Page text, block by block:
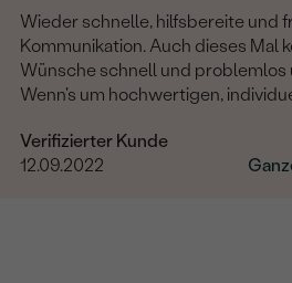
Wieder schnelle, hilfsbereite und
Kommunikation. Auch dieses Mal
Wünsche schnell und
Wenn's um hochwertigen,
Verifizierter Kunde
12.09.2022